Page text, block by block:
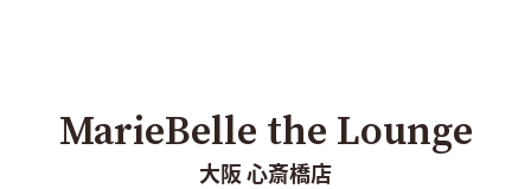
MarieBelle the Lounge
大阪 心斎橋店